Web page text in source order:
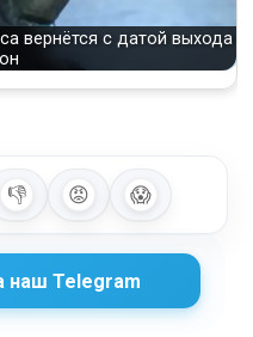
вернётся с датой выхода
👎 😡 😱
наш Telegram